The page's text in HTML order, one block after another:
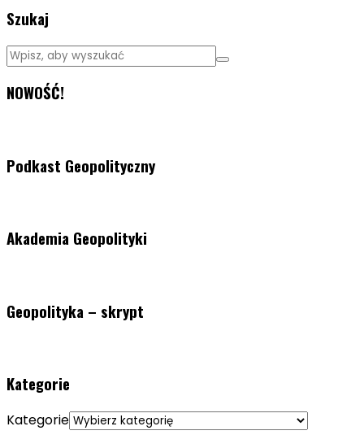
Szukaj
NOWOŚĆ!
Podkast Geopolityczny
Akademia Geopolityki
Geopolityka – skrypt
Kategorie
Kategorie